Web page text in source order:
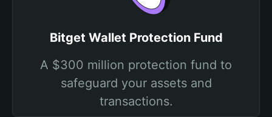
Bitget Wallet Protection Fund
A $300 million protection fund to
safeguard your assets and
transactions.